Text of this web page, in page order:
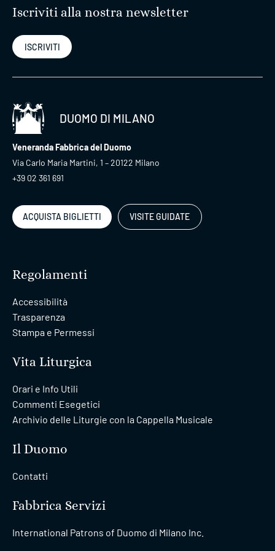
Iscriviti alla nostra newsletter
ISCRIVITI
DUOMO DI MILANO
Veneranda Fabbrica del Duomo
Via Carlo Maria Martini, 1 – 20122 Milano
+39 02 361 691
ACQUISTA BIGLIETTI VISITE GUIDATE
Regolamenti
Accessibilità
Trasparenza
Stampa e Permessi
Vita Liturgica
Orari e Info Utili
Commenti Esegetici
Archivio delle Liturgie con la Cappella Musicale
Il Duomo
Contatti
Fabbrica Servizi
International Patrons of Duomo di Milano Inc.